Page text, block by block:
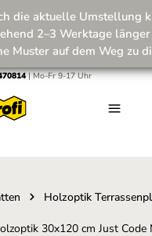
Zukunft! 💪
die aktuelle Umstellung
2–3 Werktage
Muster auf dem Weg zu
| Mo-Fr 9-17 Uhr
Holzoptik